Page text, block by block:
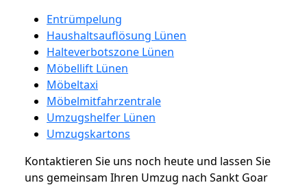
Entrümpelung
Haushaltsauflösung Lünen
Halteverbotszone Lünen
Möbellift Lünen
Möbeltaxi
Möbelmitfahrzentrale
Umzugshelfer Lünen
Umzugskartons
Kontaktieren Sie uns noch heute und lassen Sie
uns gemeinsam Ihren Umzug nach Sankt Goar